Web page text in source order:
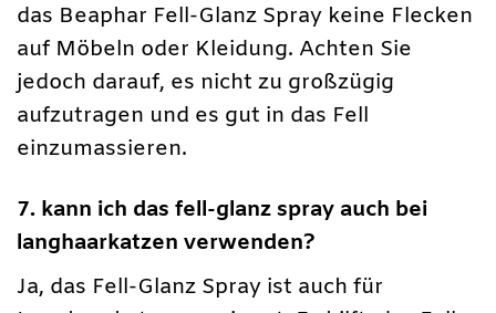
das Beaphar Fell-Glanz Spray keine Flecken
auf Möbeln oder Kleidung. Achten Sie
jedoch darauf, es nicht zu großzügig
aufzutragen und es gut in das Fell
einzumassieren.
7. kann ich das fell-glanz spray auch bei
langhaarkatzen verwenden?
Ja, das Fell-Glanz Spray ist auch für